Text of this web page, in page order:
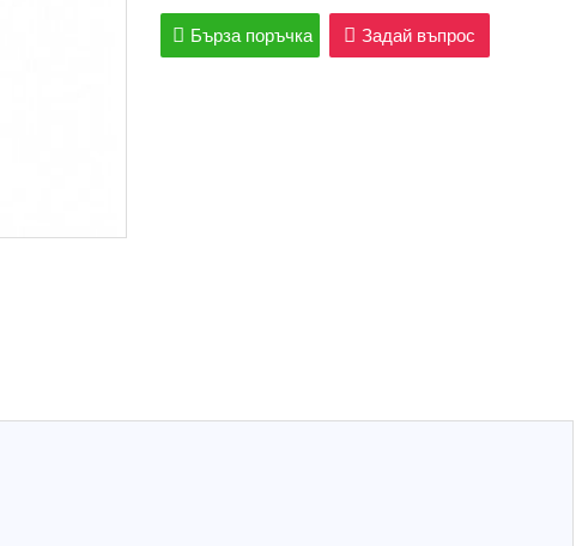
Бърза поръчка Задай въпрос